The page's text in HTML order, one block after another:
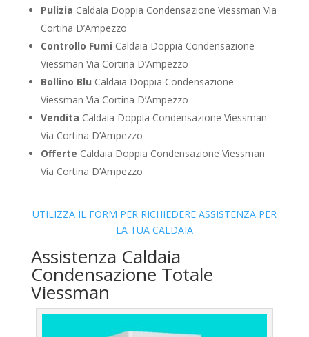
Pulizia Caldaia Doppia Condensazione Viessman Via
Cortina D’Ampezzo
Controllo Fumi Caldaia Doppia Condensazione
Viessman Via Cortina D’Ampezzo
Bollino Blu Caldaia Doppia Condensazione
Viessman Via Cortina D’Ampezzo
Vendita Caldaia Doppia Condensazione Viessman
Via Cortina D’Ampezzo
Offerte Caldaia Doppia Condensazione Viessman
Via Cortina D’Ampezzo
UTILIZZA IL FORM PER RICHIEDERE ASSISTENZA PER
LA TUA CALDAIA
Assistenza Caldaia
Condensazione Totale
Viessman